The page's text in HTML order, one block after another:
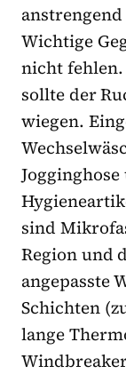
Wichtige
nicht
sollte der
wiegen.
sind
Region und
angepasste
Schichten
lange